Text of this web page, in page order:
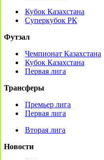
Кубок Казахстана
Суперкубок РК
Футзал
Чемпионат Казахстана
Кубок Казахстана
Первая лига
Трансферы
Премьер лига
Первая лига
Вторая лига
Новости